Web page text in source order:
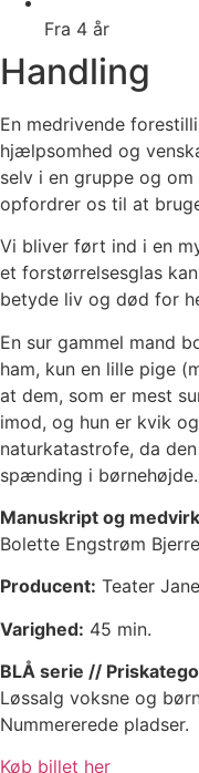
Fra 4 år
Handling
En medrivende
hjælpsomhed og
selv i en gruppe og
opfordrer os til at
Vi bliver ført ind i en
et forstørrelsesglas
betyde liv og død for
En sur gammel mand
ham, kun en lille pige
at dem, som er mest
imod, og hun er kvik
naturkatastrofe, da
spænding i børnehøjde.
Manuskript og
Bolette Engstrøm Bjerre
Producent: Teater
Varighed: 45 min.
BLÅ serie //
Løssalg voksne og
Nummererede pladser.
Køb billet her